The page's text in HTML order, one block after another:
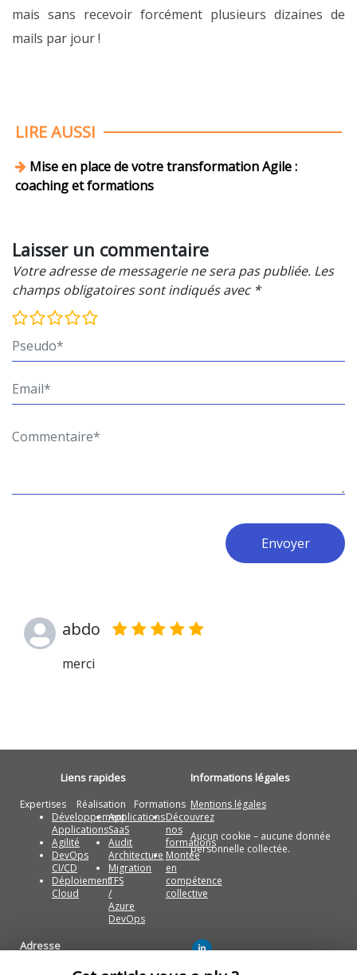
mais sans recevoir forcément plusieurs dizaines de
mails par jour !
LIRE AUSSI
Mise en place de votre transformation Agile :
coaching et formations
Laisser un commentaire
Votre adresse de messagerie ne sera pas publiée. Les
champs obligatoires sont indiqués avec *
Envoyer
abdo
merci
Liens rapides
Expertises
Développement
Applications
Agilité
DevOps
CI/CD
Déploiement
Cloud
Réalisation
Applications
SaaS
Audit
Architecture
Migration
TFS
/
Azure
DevOps
Formations
Découvrez
nos
formations
Montée
en
compétence
collective
Informations légales
Mentions légales
Aucun cookie – aucune donnée
personnelle collectée.
Adresse
Artza Technologies Paris, France